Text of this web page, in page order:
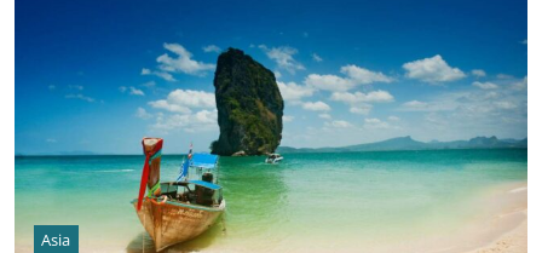
Asia